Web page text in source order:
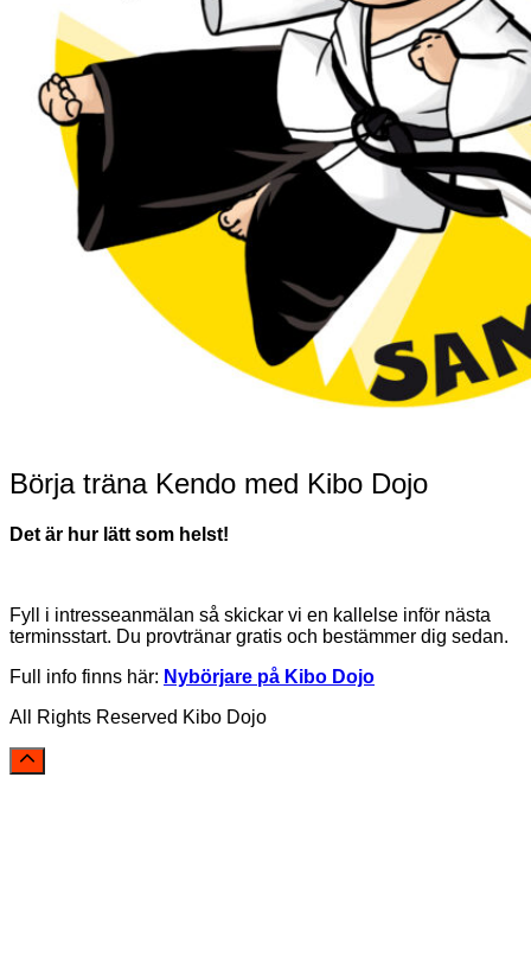
Börja träna Kendo med Kibo Dojo
Det är hur lätt som helst!
Fyll i intresseanmälan så skickar vi en kallelse inför nästa
terminsstart. Du provtränar gratis och bestämmer dig sedan.
Full info finns här: Nybörjare på Kibo Dojo
All Rights Reserved Kibo Dojo